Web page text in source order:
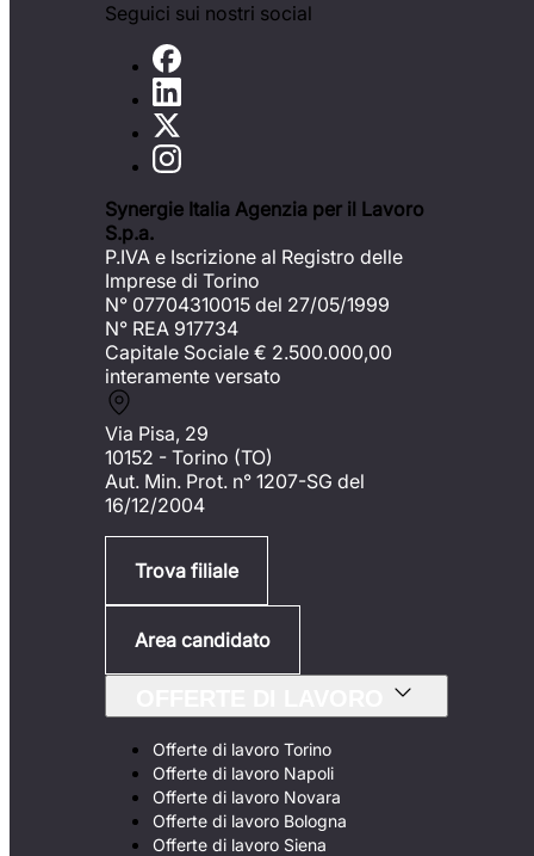
Seguici sui nostri social
Synergie Italia Agenzia per il Lavoro
S.p.a.
P.IVA e Iscrizione al Registro delle
Imprese di Torino
N° 07704310015 del 27/05/1999
N° REA 917734
Capitale Sociale € 2.500.000,00
interamente versato
Via Pisa, 29
10152 - Torino (TO)
Aut. Min. Prot. n° 1207-SG del
16/12/2004
Trova filiale
Area candidato
Offerte di lavoro Torino
Offerte di lavoro Napoli
Offerte di lavoro Novara
Offerte di lavoro Bologna
Offerte di lavoro Siena